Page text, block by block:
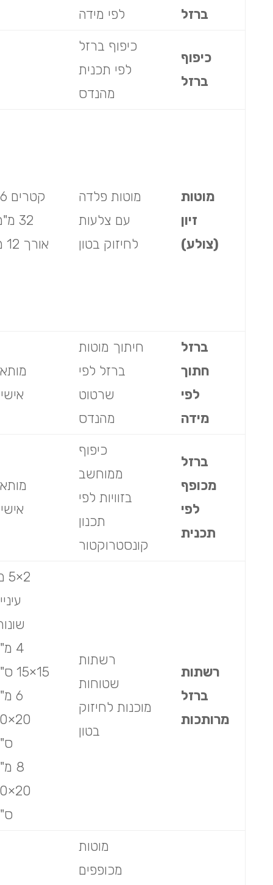
ברזל
לפי מידה
כיפוף
ברזל
כיפוף ברזל
לפי תכנית
מהנדס
מוטות
זיון
(צולע)
מוטות פלדה
עם צלעות
לחיזוק בטון
32
אורך 12 מ'
ברזל
חתוך
לפי
מידה
חיתוך מוטות
ברזל לפי
שרטוט
מהנדס
ברזל
מכופף
לפי
תכנית
כיפוף
ממוחשב
בזוויות לפי
תכנון
קונסטרוקטור
רשתות
ברזל
מרותכות
רשתות
שטוחות
מוכנות לחיזוק
בטון
4
15×15 ס"מ
6
8
מוטות
מכופפים